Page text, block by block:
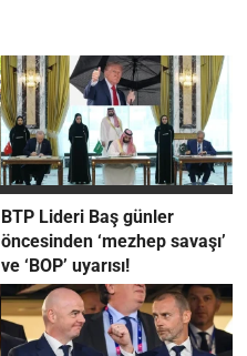
BTP Lideri Baş günler
öncesinden ‘mezhep savaşı’
ve ‘BOP’ uyarısı!